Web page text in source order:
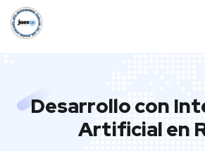
Desarrollo con
Artificial en